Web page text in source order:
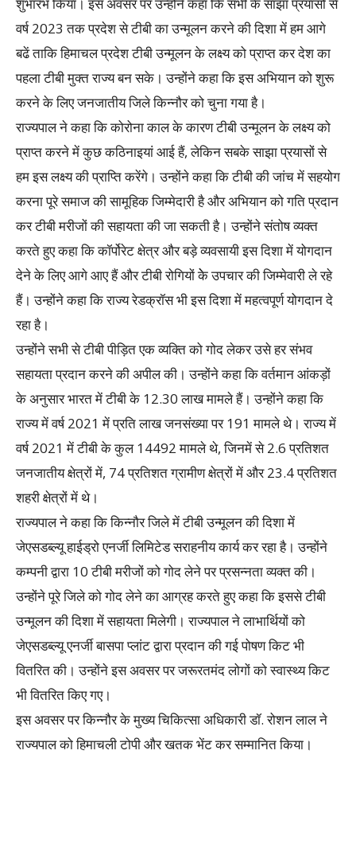
वर्ष 2023 तक प्रदेश से टीबी का उन्मूलन करने की दिशा में हम आगे
बढें ताकि हिमाचल प्रदेश टीबी उन्मूलन के लक्ष्य को प्राप्त कर देश का
पहला टीबी मुक्त राज्य बन सके। उन्होंने कहा कि इस अभियान को शुरू
करने के लिए जनजातीय जिले किन्नौर को चुना गया है।
राज्यपाल ने कहा कि कोरोना काल के कारण टीबी उन्मूलन के लक्ष्य को
प्राप्त करने में कुछ कठिनाइयां आई हैं, लेकिन सबके साझा प्रयासों से
हम इस लक्ष्य की प्राप्ति करेंगे। उन्होंने कहा कि टीबी की जांच में सहयोग
करना पूरे समाज की सामूहिक जिम्मेदारी है और अभियान को गति प्रदान
कर टीबी मरीजों की सहायता की जा सकती है। उन्होंने संतोष व्यक्त
करते हुए कहा कि कॉर्पोरेट क्षेत्र और बड़े व्यवसायी इस दिशा में योगदान
देने के लिए आगे आए हैं और टीबी रोगियों केे उपचार की जिम्मेवारी ले रहे
हैं। उन्होंने कहा कि राज्य रेडक्रॉस भी इस दिशा में महत्वपूर्ण योगदान दे
रहा है।
उन्होंने सभी से टीबी पीड़ित एक व्यक्ति को गोद लेकर उसे हर संभव
सहायता प्रदान करने की अपील की। उन्होंने कहा कि वर्तमान आंकड़ों
के अनुसार भारत में टीबी के 12.30 लाख मामले हैं। उन्होंने कहा कि
राज्य में वर्ष 2021 में प्रति लाख जनसंख्या पर 191 मामले थे। राज्य में
वर्ष 2021 में टीबी के कुल 14492 मामले थे, जिनमें से 2.6 प्रतिशत
जनजातीय क्षेत्रों में, 74 प्रतिशत ग्रामीण क्षेत्रों में और 23.4 प्रतिशत
शहरी क्षेत्रों में थे।
राज्यपाल ने कहा कि किन्नौर जिले में टीबी उन्मूलन की दिशा में
जेएसडब्ल्यू हाईड्रो एनर्जी लिमिटेड सराहनीय कार्य कर रहा है। उन्होंने
कम्पनी द्वारा 10 टीबी मरीजों को गोद लेने पर प्रसन्नता व्यक्त की।
उन्होंने पूरे जिले को गोद लेने का आग्रह करते हुए कहा कि इससे टीबी
उन्मूलन की दिशा में सहायता मिलेगी। राज्यपाल ने लाभार्थियों को
जेएसडब्ल्यू एनर्जी बासपा प्लांट द्वारा प्रदान की गई पोषण किट भी
वितरित की। उन्होंने इस अवसर पर जरूरतमंद लोगों को स्वास्थ्य किट
भी वितरित किए गए।
इस अवसर पर किन्नौर के मुख्य चिकित्सा अधिकारी डॉ. रोशन लाल ने
राज्यपाल को हिमाचली टोपी और खतक भेंट कर सम्मानित किया।